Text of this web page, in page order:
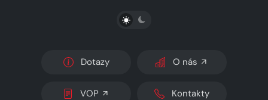
PŘEPNOUT SVĚTLÝ/TMAVÝ REŽIM
Dotazy O nás
VOP Kontakty